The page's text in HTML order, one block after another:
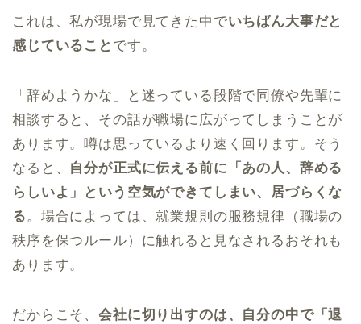
これは、私が現場で見てきた中でいちばん大事だと
感じていること です。
「辞めようかな」と迷っている段階で同僚や先輩に
相談すると、その話が職場に広がってしまうことが
あります。噂は思っているより速く回ります。そう
なると、 自分が正式に伝える前に「あの人、辞める
らしいよ」という空気ができてしまい、居づらくな
る。場合によっては、就業規則の服務規律（職場の
秩序を保つルール）に触れると見なされるおそれも
あります。
だからこそ、会社に切り出すのは、自分の中で「退